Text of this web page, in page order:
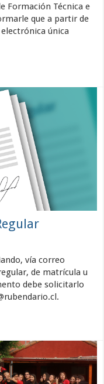
Formación Técnica e
que a partir de
única
vía correo
de matrícula u
debe solicitarlo